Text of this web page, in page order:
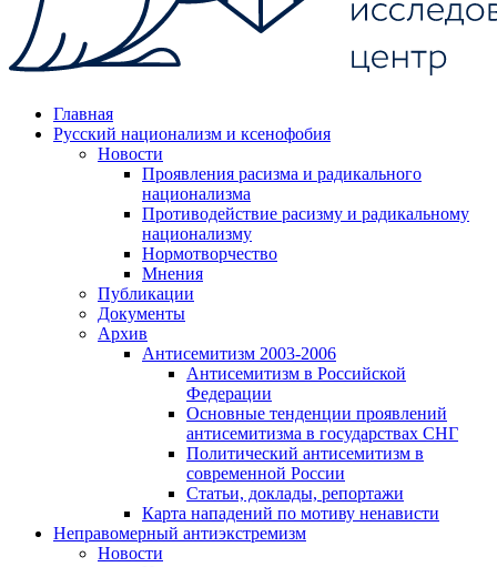
Главная
Русский национализм и ксенофобия
Новости
Проявления расизма и радикального
национализма
Противодействие расизму и радикальному
национализму
Нормотворчество
Мнения
Публикации
Документы
Архив
Антисемитизм 2003-2006
Антисемитизм в Российской
Федерации
Основные тенденции проявлений
антисемитизма в государствах СНГ
Политический антисемитизм в
современной России
Статьи, доклады, репортажи
Карта нападений по мотиву ненависти
Неправомерный антиэкстремизм
Новости